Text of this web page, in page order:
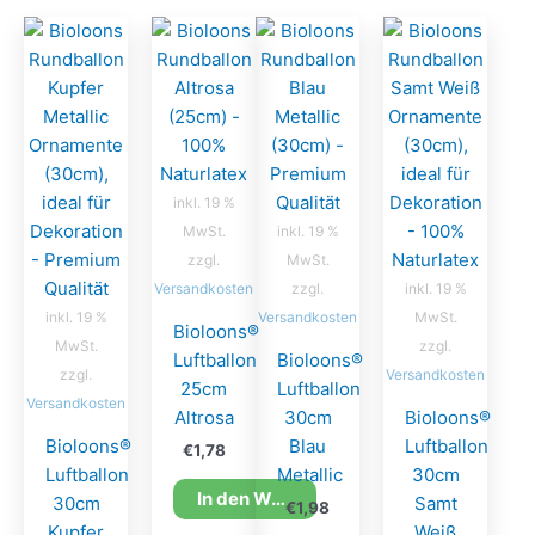
inkl. 19 %
MwSt.
zzgl.
Versandkosten
Bioloons®
Luftballon
30cm
inkl. 19 %
MwSt.
zzgl.
Versandkosten
Bioloons®
Luftballon
25cm
Altrosa
€1,78
In den Warenkorb
inkl. 19 %
MwSt.
zzgl.
Versandkosten
Bioloons®
Luftballon
30cm
Blau
Metallic
€1,98
inkl. 19 %
MwSt.
zzgl.
Versandkosten
Bioloons®
Luftballon
30cm
Samt